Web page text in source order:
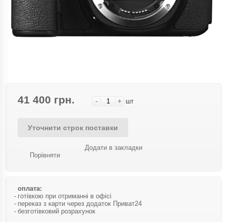
41 400 грн. - + шт
Уточнити строк поставки
Порівняти
Додати в закладки
оплата:
готівкою при отриманні в офісі
переказ з карти через додаток Приват24
безготівковий розрахунок